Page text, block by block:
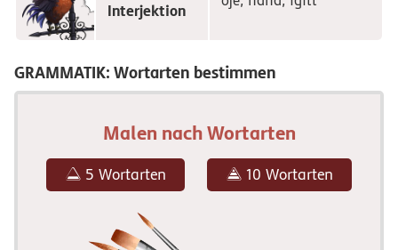
Interjektion
GRAMMATIK: Wortarten bestimmen
Malen nach Wortarten
5 Wortarten 10 Wortarten